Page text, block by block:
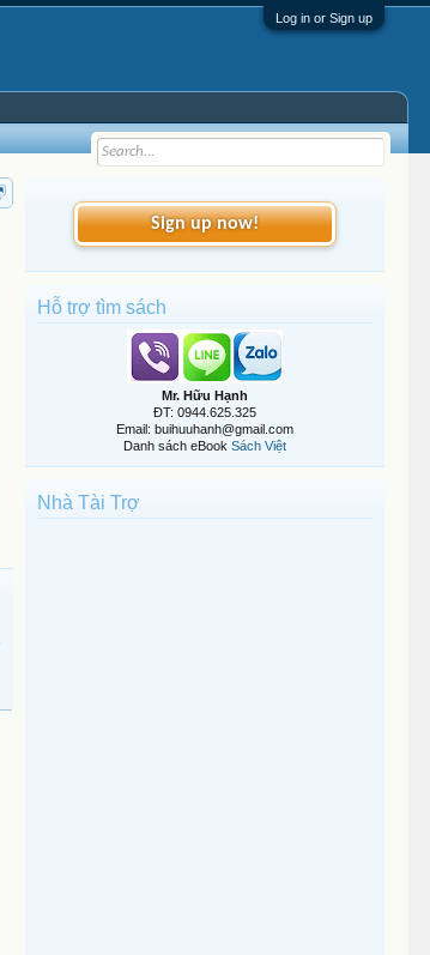
Log in or Sign up
Sign up now!
Hỗ trợ tìm sách
Mr. Hữu Hạnh
ĐT: 0944.625.325
Email: buihuuhanh@gmail.com
Danh sách eBook Sách Việt
Nhà Tài Trợ